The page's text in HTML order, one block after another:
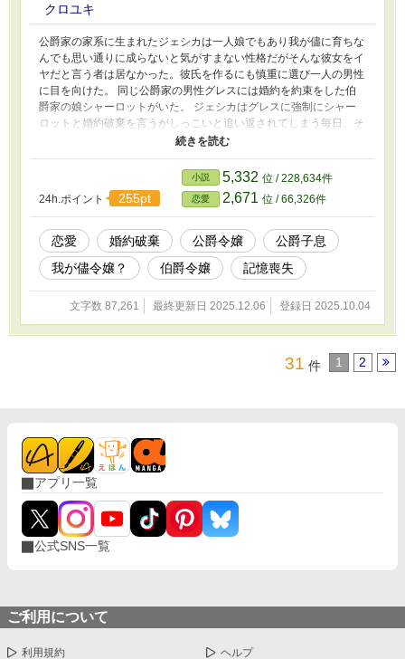
クロユキ
公爵家の家系に生まれたジェシカは一人娘でもあり我が儘に育ちな
んでも思い通りに成らないと気がすまない性格だがそんな彼女をイ
ヤだと言う者は居なかった。彼氏を作るにも慎重に選び一人の男性
に目を向けた。 同じ公爵家の男性グレスには婚約を約束をした伯
爵家の娘シャーロットがいた。 ジェシカはグレスに強制にシャー
ロットと婚約破棄を言うがしっこいと追い返されてしまう毎日、そ
れでも諦めないジェシカは貴族で集まった披露宴でもグレスに迫り
引き離そうとグレスの手を握った時グレスは手を払い退けジェシカ
は体ごと手摺をすり抜け落下した… 誤字脱字がありますが気にし
ないと言っていただけたら幸いです…更新は不定期ですがよろしく
お願いします。
24h.ポイント 255pt
小説 5,332 位 / 228,634件
恋愛 2,671 位 / 66,326件
恋愛 婚約破棄 公爵令嬢
公爵子息
我が儘令嬢？
伯爵令嬢 記憶喪失
文字数 87,261 最終更新日 2025.12.06 登録日 2025.10.04
31 件 1 2
アプリ一覧
公式SNS一覧
ご利用について
利用規約 ヘルプ